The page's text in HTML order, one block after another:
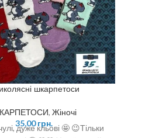
шкарпетоси
, Жіночі
35,00грн.
дуже кльові 🤩 😉Тільки